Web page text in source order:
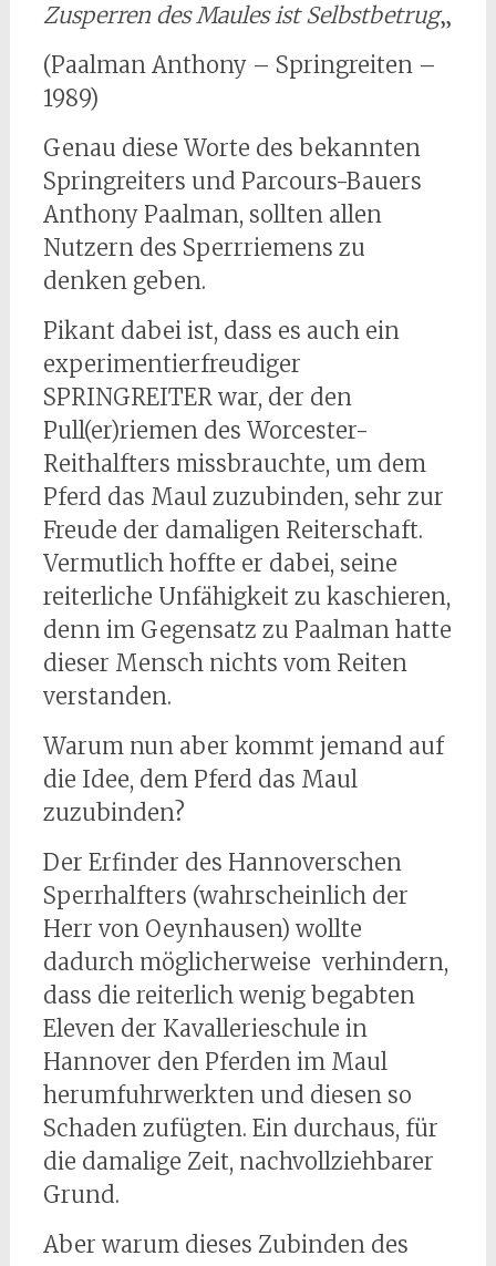
Zusperren des Maules ist Selbstbetrug„
(Paalman Anthony – Springreiten –
1989)
Genau diese Worte des bekannten
Springreiters und Parcours-Bauers
Anthony Paalman, sollten allen
Nutzern des Sperrriemens zu
denken geben.
Pikant dabei ist, dass es auch ein
experimentierfreudiger
SPRINGREITER war, der den
Pull(er)riemen des Worcester-
Reithalfters missbrauchte, um dem
Pferd das Maul zuzubinden, sehr zur
Freude der damaligen Reiterschaft.
Vermutlich hoffte er dabei, seine
reiterliche Unfähigkeit zu kaschieren,
denn im Gegensatz zu Paalman hatte
dieser Mensch nichts vom Reiten
verstanden.
Warum nun aber kommt jemand auf
die Idee, dem Pferd das Maul
zuzubinden?
Der Erfinder des Hannoverschen
Sperrhalfters (wahrscheinlich der
Herr von Oeynhausen) wollte
dadurch möglicherweise verhindern,
dass die reiterlich wenig begabten
Eleven der Kavallerieschule in
Hannover den Pferden im Maul
herumfuhrwerkten und diesen so
Schaden zufügten. Ein durchaus, für
die damalige Zeit, nachvollziehbarer
Grund.
Aber warum dieses Zubinden des